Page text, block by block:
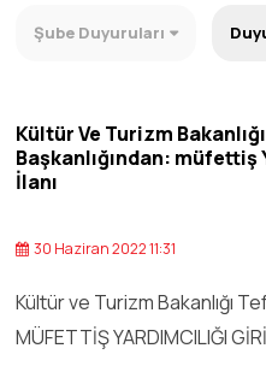
Şube Duyuruları
Kültür Ve Turizm
Başkanlığından: ​​​​​​​müfettiş
İlanı
30 Haziran 2022 11:31
Kültür ve Turizm Bakanlığı
MÜFETTİŞ YARDIMCILIĞI